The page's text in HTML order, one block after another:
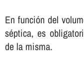
En función del
séptica, es
de la misma.